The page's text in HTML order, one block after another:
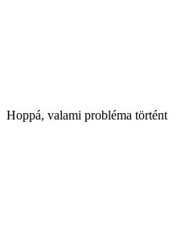
Hoppá, valami probléma történt